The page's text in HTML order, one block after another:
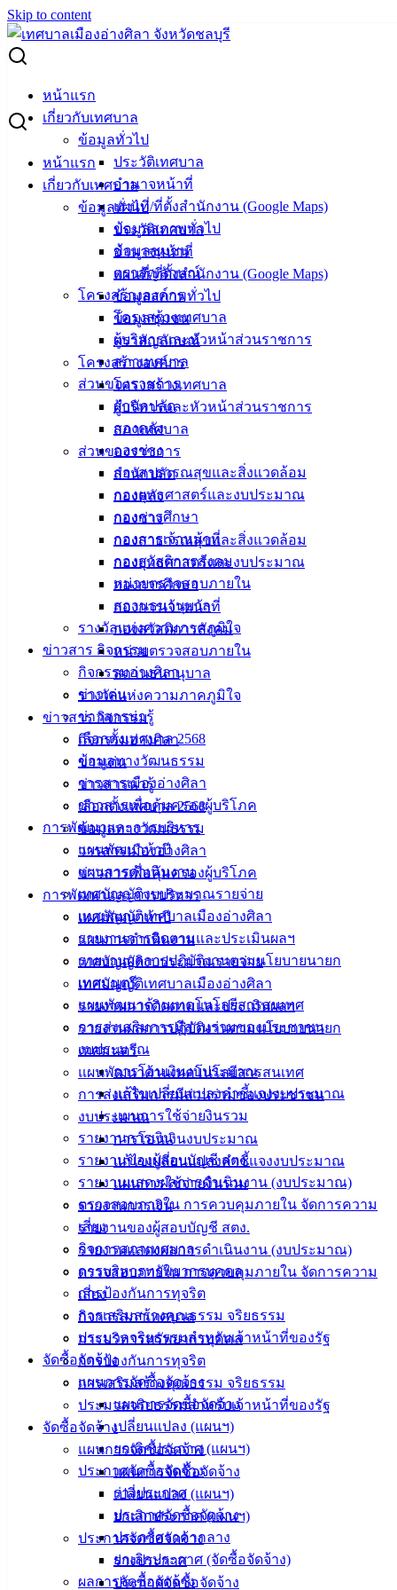
Skip to content
หน้าแรก
เกี่ยวกับเทศบาล
ข้อมูลทั่วไป
ประวัติเทศบาล
อำนาจหน้าที่
แผนที่/ที่ตั้งสำนักงาน (Google Maps)
ข้อมูลสภาพทั่วไป
ข้อมูลชุมชน
ตราสัญลักษณ์
โครงสร้างองค์กร
โครงสร้างเทศบาล
ผู้บริหารและหัวหน้าส่วนราชการ
สภาเทศบาล
ส่วนของราชการ
สำนักปลัด
กองคลัง
กองช่าง
กองสาธารณสุขและสิ่งแวดล้อม
กองยุทธศาสตร์และงบประมาณ
กองการศึกษา
กองการเจ้าหน้าที่
กองสวัสดิการสังคม
หน่วยตรวจสอบภายใน
สถานธนานุบาล
รางวัลแห่งความภาคภูมิใจ
ข่าวสาร กิจกรรม
กิจกรรมอ่างศิลา
ข่าวเด่น
ข่าวสารน่ารู้
เลือกตั้งเทศบาล 2568
ข้อมูลทางวัฒนธรรม
วารสารเมืองอ่างศิลา
ข่าวสารเพื่อคุ้มครองผู้บริโภค
การพัฒนาและการบริหาร
แผนพัฒนาห้าปี
แผนการดำเนินงาน
เทศบัญญัติงบประมาณรายจ่าย
เทศบัญญัติเทศบาลเมืองอ่างศิลา
รายงานการติดตามและประเมินผลฯ
รายงานผลการปฏิบัติงานตามนโยบายนายก
เทศมนตรี
แผนพัฒนาด้านเทคโนโลยีสารสนเทศ
การส่งเสริมการมีส่วนร่วมของประชาชน
งบประมาณ
การโอนเงินงบประมาณ
แก้ไขเปลี่ยนแปลงคำชี้แจงงบประมาณ
แผนการใช้จ่ายงินรวม
รายงานการเงิน
รายงานของผู้สอบบัญชี สตง.
รายงานแสดงผลการดำเนินงาน (งบประมาณ)
ตรวจสอบภายใน การควบคุมภายใน จัดการความ
เสี่ยง
กิจการสภาเทศบาล
การบริหารทรัพยากรบุคคล
การป้องกันการทุจริต
การเสริมสร้างคุณธรรม จริยธรรม
ประมวลจริยธรรมสำหรับเจ้าหน้าที่ของรัฐ
จัดซื้อจัดจ้าง
แผนการจัดซื้อจัดจ้าง
แผนการจัดซื้อจัดจ้าง
เปลี่ยนแปลง (แผนฯ)
ยกเลิกประกาศ (แผนฯ)
ประกาศจัดซื้อจัดจ้าง
ร่างประกาศ
ประกาศจัดซื้อจัดจ้าง
ประกาศราคากลาง
ยกเลิกประกาศ (จัดซื้อจัดจ้าง)
ผลการจัดซื้อจัดจ้าง
หน้าแรก
เกี่ยวกับเทศบาล
ข้อมูลทั่วไป
ประวัติเทศบาล
อำนาจหน้าที่
แผนที่/ที่ตั้งสำนักงาน (Google Maps)
ข้อมูลสภาพทั่วไป
ข้อมูลชุมชน
ตราสัญลักษณ์
โครงสร้างองค์กร
โครงสร้างเทศบาล
ผู้บริหารและหัวหน้าส่วนราชการ
สภาเทศบาล
ส่วนของราชการ
สำนักปลัด
กองคลัง
กองช่าง
กองสาธารณสุขและสิ่งแวดล้อม
กองยุทธศาสตร์และงบประมาณ
กองการศึกษา
กองการเจ้าหน้าที่
กองสวัสดิการสังคม
หน่วยตรวจสอบภายใน
สถานธนานุบาล
รางวัลแห่งความภาคภูมิใจ
ข่าวสาร กิจกรรม
กิจกรรมอ่างศิลา
ข่าวเด่น
ข่าวสารน่ารู้
เลือกตั้งเทศบาล 2568
ข้อมูลทางวัฒนธรรม
วารสารเมืองอ่างศิลา
ข่าวสารเพื่อคุ้มครองผู้บริโภค
การพัฒนาและการบริหาร
แผนพัฒนาห้าปี
แผนการดำเนินงาน
เทศบัญญัติงบประมาณรายจ่าย
เทศบัญญัติเทศบาลเมืองอ่างศิลา
รายงานการติดตามและประเมินผลฯ
รายงานผลการปฏิบัติงานตามนโยบายนายก
เทศมนตรี
แผนพัฒนาด้านเทคโนโลยีสารสนเทศ
การส่งเสริมการมีส่วนร่วมของประชาชน
งบประมาณ
การโอนเงินงบประมาณ
แก้ไขเปลี่ยนแปลงคำชี้แจงงบประมาณ
แผนการใช้จ่ายงินรวม
รายงานการเงิน
รายงานของผู้สอบบัญชี สตง.
รายงานแสดงผลการดำเนินงาน (งบประมาณ)
ตรวจสอบภายใน การควบคุมภายใน จัดการความ
เสี่ยง
กิจการสภาเทศบาล
การบริหารทรัพยากรบุคคล
การป้องกันการทุจริต
การเสริมสร้างคุณธรรม จริยธรรม
ประมวลจริยธรรมสำหรับเจ้าหน้าที่ของรัฐ
จัดซื้อจัดจ้าง
แผนการจัดซื้อจัดจ้าง
แผนการจัดซื้อจัดจ้าง
เปลี่ยนแปลง (แผนฯ)
ยกเลิกประกาศ (แผนฯ)
ประกาศจัดซื้อจัดจ้าง
ร่างประกาศ
ประกาศจัดซื้อจัดจ้าง
Search for:
ประกวดราคา ซื้อผ้าอ้อมและแผ่นรองซับการขับถ่าย
ประกวดราคา ซื้อผ้าอ้อมและแผ่นรองซับ
การขับถ่าย
มีนาคม 19, 2025 มีนาคม 20, 2025
ประกาศจัดซื้อจัดจ้าง
ประกวดราคา-ซื้อผ้าอ้อมและแผ่นรองซับการขับถ่าย
เมืองอ่าง
อ.เมือง จ.ชลบุรี
142-100-104
บริการ
ประชาชน
ดาวน์โหลด
ฟอร์ม,
เอกสาร
สำหรับ
ประชาชน/
คู่มือการ
ข่าวสาร
อิเล็กทรอนิกส์
ความรู้
(Knowledge
Management)
เทศบาล
สายตรง
นายก
ประวัติ
เทศบาล
ผู้บริหาร
และ
หัวหน้า
ส่วน
ราชการ
สงวนลิขสิทธิ์ © 2563 เทศบาลเมืองอ่างศิลา จังหวัดชลบุรี |
angsilacity.go.th | Powered byBuuscript